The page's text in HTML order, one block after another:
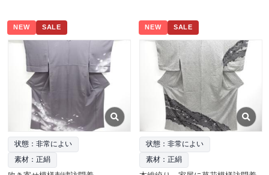
NEW SALE
状態：非常によい
素材：正絹
NEW SALE
状態：非常によい
素材：正絹